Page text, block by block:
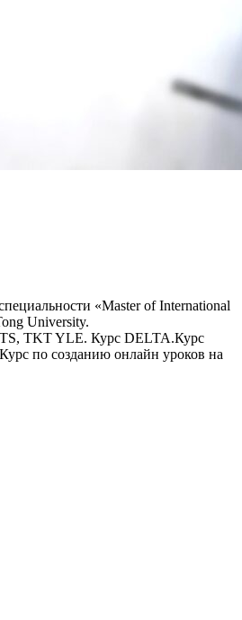
«Master of International
University.
TKT YLE. Курс DELTA.Курс
по созданию онлайн уроков на